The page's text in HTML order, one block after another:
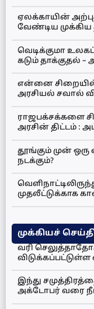
ஏலக்காயின்
வேண்டிய
வெடிக்குமா
கடும் தாக்குதல் –
என்னை
அரசியல் சவால்
ராஜபக்சக்களை
அரசின் திட்டம் :
தூங்கும் முன்
நடக்கும்?
முதலீட்டுக்காக
முக்கியச்
வரி
விடுக்கப்பட்டுள்ள
இந்து
அக்டோபர் வரை